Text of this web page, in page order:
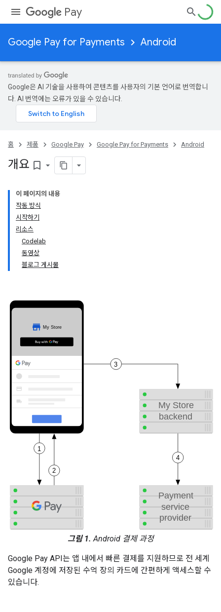
Pay
Google Pay for Payments Android
Google은 AI 기술을 사용하여 콘텐츠를 사용자의 기본 언어로 번역합니
다. AI 번역에는 오류가 있을 수 있습니다.
홈 제품 Google Pay Google Pay for Payments Android
개요 bookmark_border
이 페이지의 내용
작동 방식
시작하기
리소스
Codelab
동영상
블로그 게시물
그림 1. Android 결제 과정
Google Pay API는 앱 내에서 빠른 결제를 지원하므로 전 세계
Google 계정에 저장된 수억 장의 카드에 간편하게 액세스할 수
있습니다.